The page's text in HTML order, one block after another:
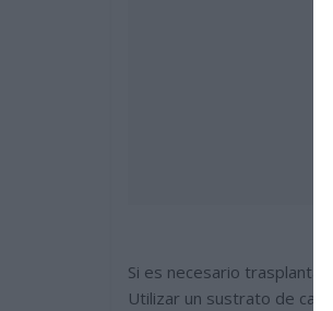
Si es necesario trasplantar
Utilizar un sustrato de